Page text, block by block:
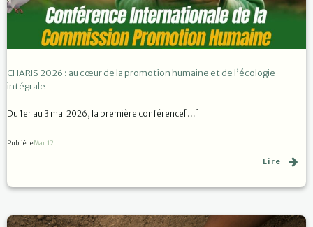
CHARIS 2026 : au cœur de la promotion humaine et de l’écologie
intégrale
Du 1er au 3 mai 2026, la première conférence[…]
Publié leMar 12
Lire